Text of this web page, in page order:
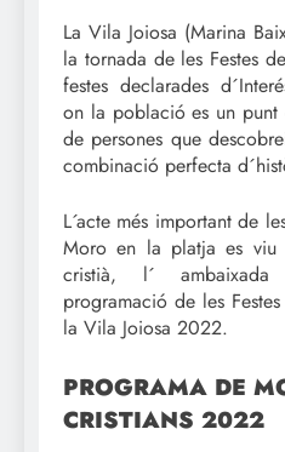
La Vila Joiosa (Marina
la tornada de les Festes
festes declarades
on la població es un
de persones que
combinació perfecta
L´acte més important de
Moro en la platja es viu
cristià, l´
programació de les
la Vila Joiosa 2022.
PROGRAMA DE
CRISTIANS 2022